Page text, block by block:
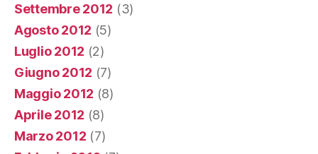
Settembre 2012 (3)
Agosto 2012 (5)
Luglio 2012 (2)
Giugno 2012 (7)
Maggio 2012 (8)
Aprile 2012 (8)
Marzo 2012 (7)